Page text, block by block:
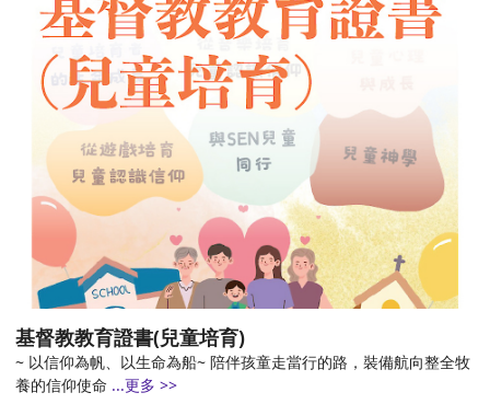
基督教教育證書(兒童培育)
~ 以信仰為帆、以生命為船~ 陪伴孩童走當行的路，裝備航向整全牧
養的信仰使命 ...更多 >>